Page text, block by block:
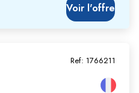
Voir l'offre
Ref: 1766211